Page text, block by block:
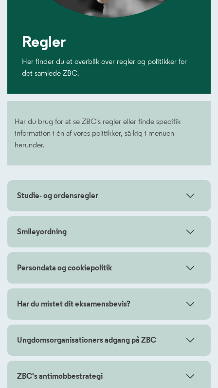
Regler
Her finder du et overblik over regler og politikker for
det samlede ZBC.
Har du brug for at se ZBC's regler eller finde specifik
information i én af vores politikker, så kig i menuen
herunder.
Studie- og ordensregler
Smileyordning
Persondata og cookiepolitik
Har du mistet dit eksamensbevis?
Ungdomsorganisationers adgang på ZBC
ZBC's antimobbestrategi